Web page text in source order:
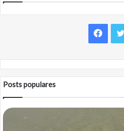
Posts populares